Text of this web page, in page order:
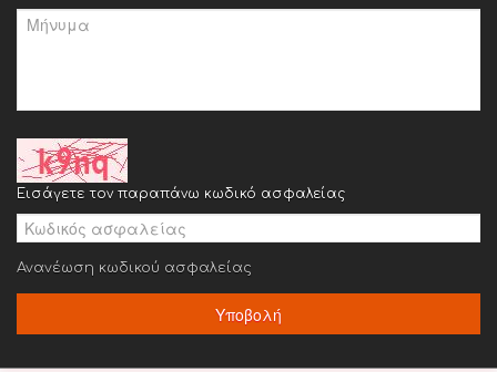
Εισάγετε τον παραπάνω κωδικό ασφαλείας
Ανανέωση κωδικού ασφαλείας
Υποβολή